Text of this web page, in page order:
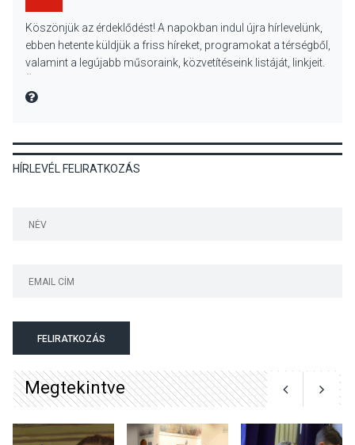
A napokban is nő a
talajközeli ózonmennyiség
KULTÚRA 2026 AUG 06
Mi a pszichológia, és miért
Tahitótfaluban a Bodor
Színek, közösség és
Köszönjük az érdeklődést! A napokban indul újra hírlevelünk,
ebben hetente küldjük a friss híreket, programokat a térségből,
valamint a legújabb műsoraink, közvetítéseink listáját, linkjeit.
MIRE MONDTA
HÍRLEVÉL FELIRATKOZÁS
FELIRATKOZÁS
Megtekintve